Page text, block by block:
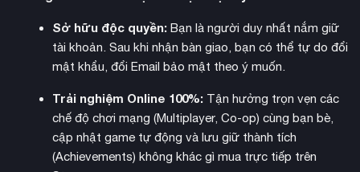
phải rọi đèn vào những tàn tích cổ đại bị lãng quên. Mỗi
chuyến thám hiểm là một cơ hội để giải mã nhữngtín hiệu
bất thườngdưới đáy đại dương sâu thẳm.
Sở hữu độc quyền:Bạn là người duy nhất nắm giữ
tài khoản. Sau khi nhận bàn giao, bạn có thể tự do đổi
mật khẩu, đổi Email bảo mật theo ý muốn.
Trải nghiệm Online 100%:Tận hưởng trọn vẹn các
chế độ chơi mạng (Multiplayer, Co-op) cùng bạn bè,
cập nhật game tự động và lưu giữ thành tích
(Achievements) không khác gì mua trực tiếp trên